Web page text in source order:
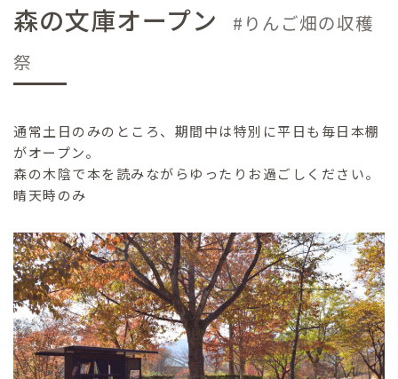
森の文庫オープン
りんご畑の収穫
祭
通常土日のみのところ、期間中は特別に平日も毎日本棚
がオープン。
森の木陰で本を読みながらゆったりお過ごしください。
晴天時のみ